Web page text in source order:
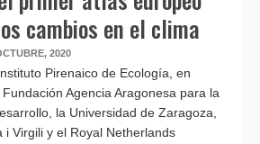
cambios en el clima
2020
Pirenaico de Ecología, en
Agencia Aragonesa para la
la Universidad de Zaragoza,
i Virgili y el Royal Netherlands